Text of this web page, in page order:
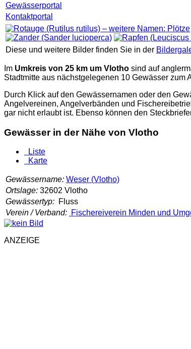
Gewässerportal
Kontaktportal
Diese und weitere Bilder finden Sie in der
Im Umkreis von 25 km um Vlotho sind auf
Stadtmitte aus nächstgelegenen 10 Gewässer
Durch Klick auf den Gewässernamen oder den
Angelvereinen, Angelverbänden und
gar nicht erlaubt ist. Ebenso können den
Gewässer in der Nähe von Vlotho
Liste
Karte
Gewässername: Weser (Vlotho)
Ortslage: 32602 Vlotho
Gewässertyp: Fluss
Verein / Verband: Fischereiverein Minden und
ANZEIGE